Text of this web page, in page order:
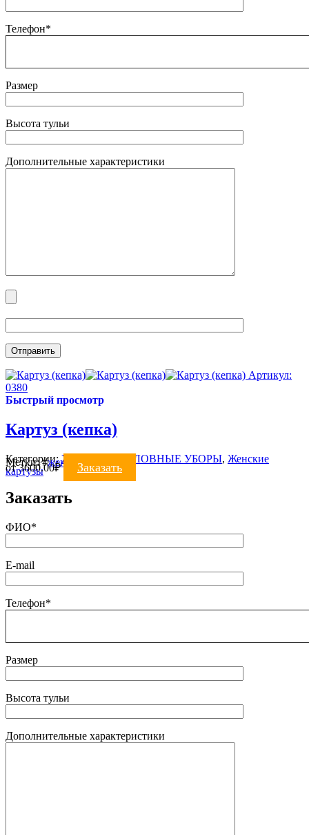
Телефон*
Размер
Высота тульи
Дополнительные характеристики
Артикул:
0380
Быстрый просмотр
Картуз (кепка)
Категории: ЖЕНСКИЕ ГОЛОВНЫЕ УБОРЫ, Женские
картузы
Метки:#женские
от3600.00₽ Заказать
Заказать
ФИО*
E-mail
Телефон*
Размер
Высота тульи
Дополнительные характеристики